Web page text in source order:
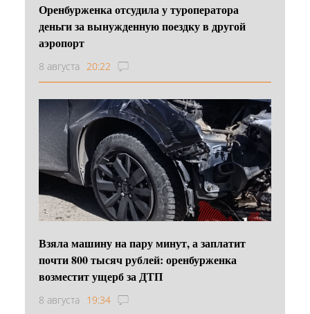
Оренбурженка отсудила у туроператора
деньги за вынужденную поездку в другой
аэропорт
8 августа 20:22
Взяла машину на пару минут, а заплатит
почти 800 тысяч рублей: оренбурженка
возместит ущерб за ДТП
8 августа 19:34